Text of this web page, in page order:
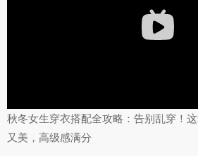
秋冬女生穿衣搭配全攻略：告别乱穿！
又美，高级感满分